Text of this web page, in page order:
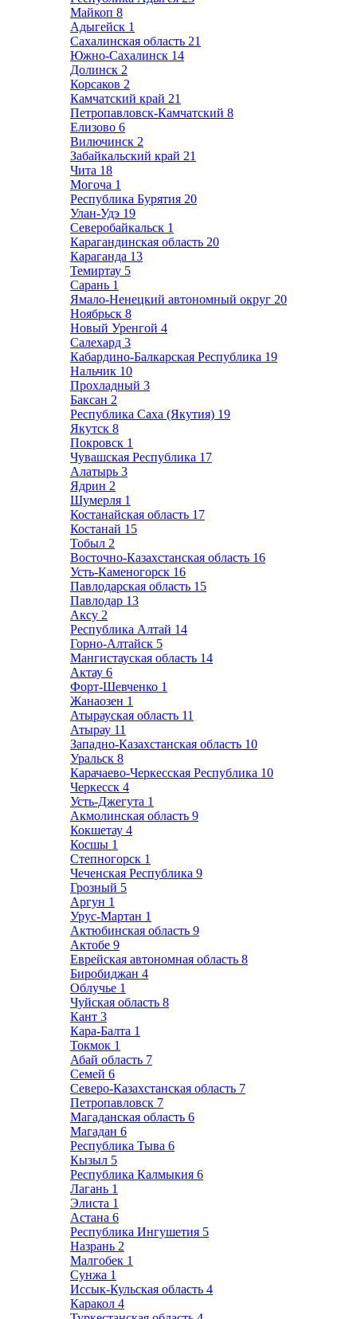
Майкоп 8
Адыгейск 1
Сахалинская область 21
Южно-Сахалинск 14
Долинск 2
Корсаков 2
Камчатский край 21
Петропавловск-Камчатский 8
Елизово 6
Вилючинск 2
Забайкальский край 21
Чита 18
Могоча 1
Республика Бурятия 20
Улан-Удэ 19
Северобайкальск 1
Карагандинская область 20
Караганда 13
Темиртау 5
Сарань 1
Ямало-Ненецкий автономный округ 20
Ноябрьск 8
Новый Уренгой 4
Салехард 3
Кабардино-Балкарская Республика 19
Нальчик 10
Прохладный 3
Баксан 2
Республика Саха (Якутия) 19
Якутск 8
Покровск 1
Чувашская Республика 17
Алатырь 3
Ядрин 2
Шумерля 1
Костанайская область 17
Костанай 15
Тобыл 2
Восточно-Казахстанская область 16
Усть-Каменогорск 16
Павлодарская область 15
Павлодар 13
Аксу 2
Республика Алтай 14
Горно-Алтайск 5
Мангистауская область 14
Актау 6
Форт-Шевченко 1
Жанаозен 1
Атырауская область 11
Атырау 11
Западно-Казахстанская область 10
Уральск 8
Карачаево-Черкесская Республика 10
Черкесск 4
Усть-Джегута 1
Акмолинская область 9
Кокшетау 4
Косшы 1
Степногорск 1
Чеченская Республика 9
Грозный 5
Аргун 1
Урус-Мартан 1
Актюбинская область 9
Актобе 9
Еврейская автономная область 8
Биробиджан 4
Облучье 1
Чуйская область 8
Кант 3
Кара-Балта 1
Токмок 1
Абай область 7
Семей 6
Северо-Казахстанская область 7
Петропавловск 7
Магаданская область 6
Магадан 6
Республика Тыва 6
Кызыл 5
Республика Калмыкия 6
Лагань 1
Элиста 1
Астана 6
Республика Ингушетия 5
Назрань 2
Малгобек 1
Сунжа 1
Иссык-Кульская область 4
Каракол 4